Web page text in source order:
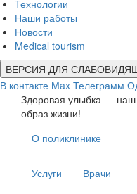
Технологии
Наши работы
Новости
Medical tourism
ВЕРСИЯ ДЛЯ
В контакте Max Телеграмм
Здоровая улыбка — наш
образ жизни!
О поликлинике
Услуги Врачи